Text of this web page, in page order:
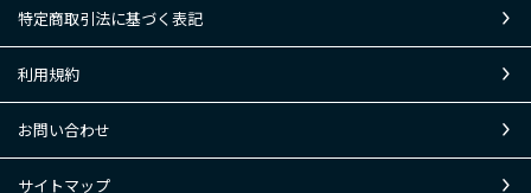
特定商取引法に基づく表記
利用規約
お問い合わせ
サイトマップ